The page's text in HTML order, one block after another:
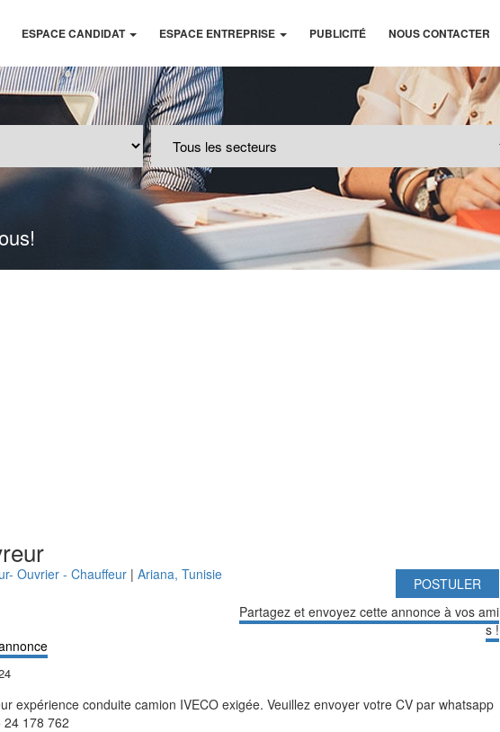
ESPACE CANDIDAT ESPACE ENTREPRISE PUBLICITÉ NOUS CONTACTER
Ouvrier - Chauffeur |Ariana, Tunisie
POSTULER
Partagez et envoyez cette annonce à vos ami
s !
expérience conduite camion IVECO exigée. Veuillez envoyer votre CV par whatsapp
24 178 762